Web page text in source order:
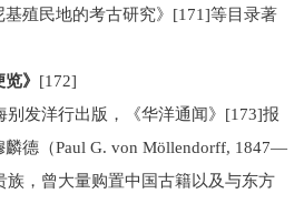
基殖民地的考古研究》[171]等目录著
》 [172]
别发洋行出版，《华洋通闻》[173]报
德（Paul G. von Möllendorff, 1847—
族，曾大量购置中国古籍以及与东方